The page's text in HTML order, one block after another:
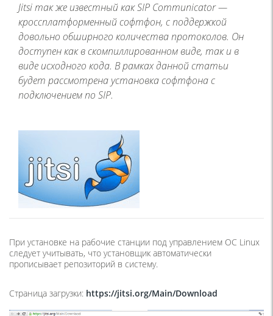
Jitsi так же известный как SIP Communicator —
кроссплатформенный софтфон, с поддержкой
довольно обширного количества протоколов. Он
доступен как в скомпиллированном виде, так и в
виде исходного кода. В рамках данной статьи
будет рассмотрена установка софтфона с
подключением по SIP.
При установке на рабочие станции под управлением ОС Linux
следует учитывать, что установщик автоматически
прописывает репозиторий в систему.
Страница загрузки: https://jitsi.org/Main/Download